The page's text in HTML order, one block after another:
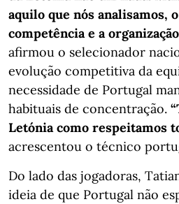
aquilo que nós analisamos,
competência e a
afirmou o selecionador
evolução competitiva da
necessidade de Portugal
habituais de concentração.
Letónia como respeitamos
acrescentou o técnico
Do lado das jogadoras,
ideia de que Portugal não